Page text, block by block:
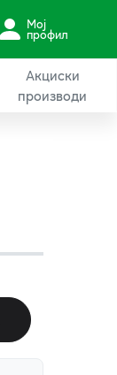
Мој
профил
Акциски
производи